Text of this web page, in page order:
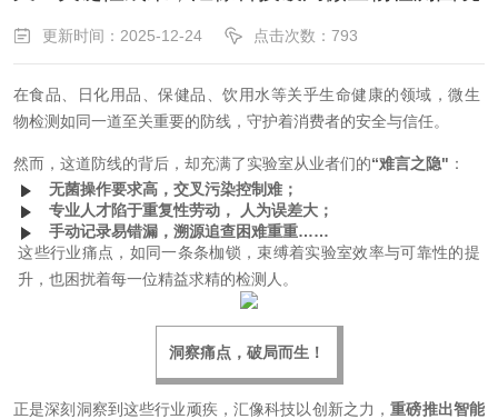
更新时间：2025-12-24 点击次数：793
在食品、日化用品、保健品、饮用水等关乎生命健康的领域，微生
物检测如同一道至关重要的防线，守护着消费者的安全与信任。
然而，这道防线的背后，却充满了实验室从业者们的“难言之隐" ：
无菌操作要求高，交叉污染控制难；
专业人才陷于重复性劳动， 人为误差大；
手动记录易错漏，溯源追查困难重重……
这些行业痛点，如同一条条枷锁，束缚着实验室效率与可靠性的提
升，也困扰着每一位精益求精的检测人。
洞察痛点，破局而生！
正是深刻洞察到这些行业顽疾，汇像科技以创新之力，重磅推出智能